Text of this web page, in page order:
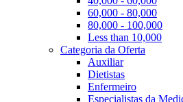
60,000 - 80,000
80,000 - 100,000
Less than 10,000
Categoria da Oferta
Auxiliar
Dietistas
Enfermeiro
Especialistas da